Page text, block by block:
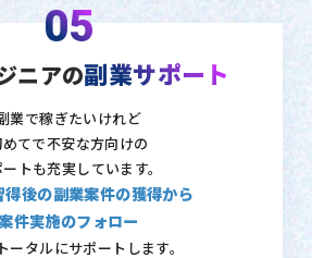
05
ニアの副業サポート
業で稼ぎたいけれど
めてで不安な方向けの
トも充実しています。
得後の副業案件の獲得から
件実施のフォロー
ータルにサポートします。